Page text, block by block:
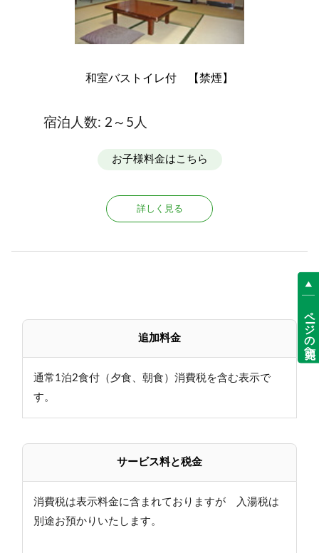
和室バストイレ付 【禁煙】
宿泊人数: 2～5人
お子様料金はこちら
詳しく見る
追加料金
通常1泊2食付（夕食、朝食）消費税を含む表示で
す。
サービス料と税金
消費税は表示料金に含まれておりますが 入湯税は
別途お預かりいたします。
ページの先頭へ